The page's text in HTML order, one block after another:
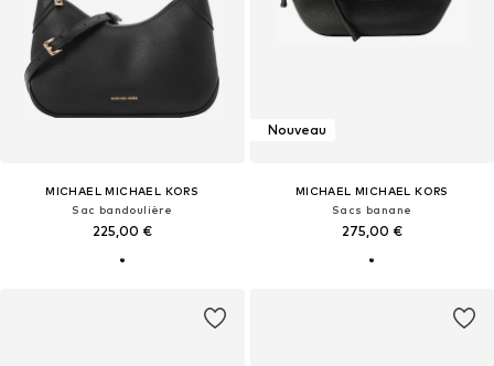
MICHAEL MICHAEL KORS
Sac bandoulière
225,00 €
Nouveau
MICHAEL MICHAEL KORS
Sacs banane
275,00 €